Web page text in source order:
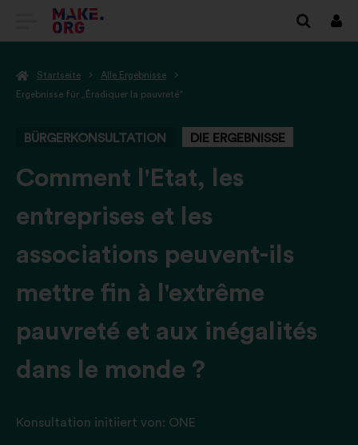
ZUR
STARTSEITE
Startseite
Alle Ergebnisse
Ergebnisse für „Éradiquer la pauvreté“
BÜRGERKONSULTATION DIE ERGEBNISSE
-
Comment l'Etat, les
entreprises et les
associations peuvent-ils
mettre fin à l'extrême
pauvreté et aux inégalités
dans le monde ?
Konsultation initiiert von: ONE